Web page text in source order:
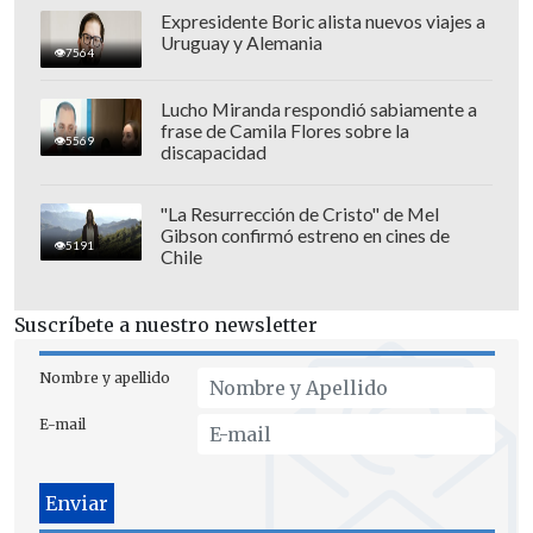
El próximo partido de los "caturros" será
domingo 14 de septiembre a las 17:30
horas, mientras que los "canarios"
septiembre a las 15:00 horas.
7564
Expresidente Boric alista nuevos viajes a
Uruguay y Alemania
5569
Lucho Miranda respondió sabiamente a
frase de Camila Flores sobre la
discapacidad
5191
"La Resurrección de Cristo" de Mel
Gibson confirmó estreno en cines de
Chile
Suscríbete a nuestro newsletter
Nombre y apellido
E-mail